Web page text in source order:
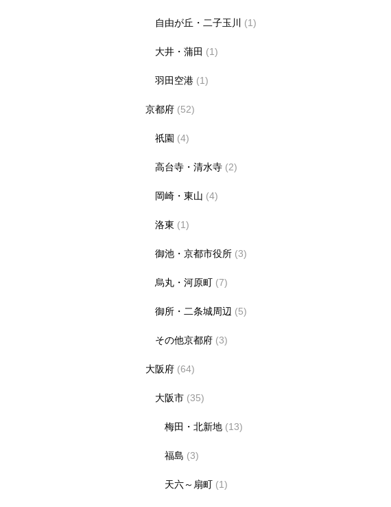
自由が丘・二子玉川 (1)
大井・蒲田 (1)
羽田空港 (1)
京都府 (52)
祇園 (4)
高台寺・清水寺 (2)
岡崎・東山 (4)
洛東 (1)
御池・京都市役所 (3)
烏丸・河原町 (7)
御所・二条城周辺 (5)
その他京都府 (3)
大阪府 (64)
大阪市 (35)
梅田・北新地 (13)
福島 (3)
天六～扇町 (1)